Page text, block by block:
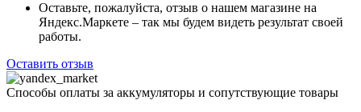
Оставьте, пожалуйста, отзыв о нашем магазине на
Яндекс.Маркете – так мы будем видеть результат своей
работы.
Оставить отзыв
Способы оплаты за аккумуляторы и сопутствующие товары